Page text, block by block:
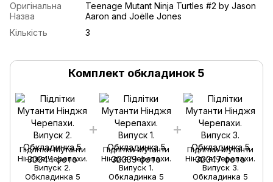
Оригінальна
Назва
Teenage Mutant Ninja Turtles #2 by Jason
Aaron and Joëlle Jones
Кількість
3
Комплект обкладинок 5
Підлітки Мутанти
Нінджя Черепахи.
Випуск 2.
Обкладинка 5
Підлітки Мутанти
Нінджя Черепахи.
Випуск 1.
Обкладинка 5
Підлітки Мутанти
Нінджя Черепахи.
Випуск 3.
Обкладинка 5